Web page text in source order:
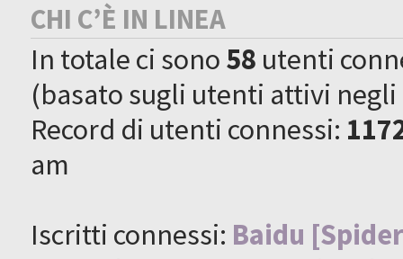
CHI C’È IN LINEA
In totale ci sono58 utenti
(basato sugli utenti attivi
Record di utenti connessi:
am
Iscritti connessi: Baidu